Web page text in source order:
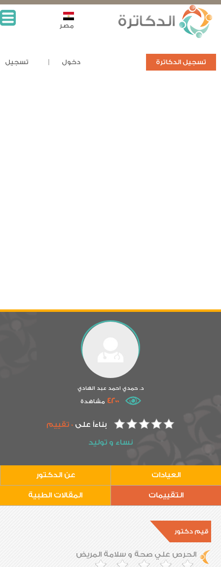
تسجيل الدكاترة دخول تسجيل
مصر
د. حمدي احمد عبد الهادي
4200 مشاهدة
بناءاً على0 تقييم
نساء و توليد
العيادات عن الدكتور
التقييمات المقالات الطبية
قيم دكتور
الحرص علي صحة و سلامة المريض